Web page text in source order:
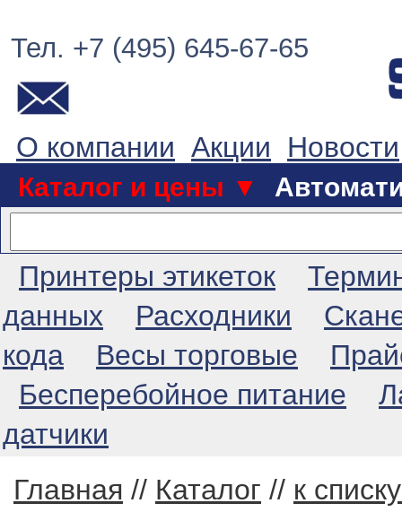
Тел. +7 (495) 645-67-65
О компании Акции Новости
Каталог и цены ▼
Принтеры этикеток
данных
Расходники
кода
Весы торговые
Бесперебойное питание
датчики
Главная // Каталог // к